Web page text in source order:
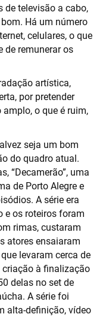
de televisão a cabo,
Há um número
celulares, o que
de remunerar os
artística,
por pretender
o que é ruim,
seja um bom
do quadro atual.
“Decamerão”, uma
de Porto Alegre e
A série era
e os roteiros foram
rimas, custaram
atores ensaiaram
levaram cerca de
à finalização
delas no set de
A série foi
alta-definição, vídeo